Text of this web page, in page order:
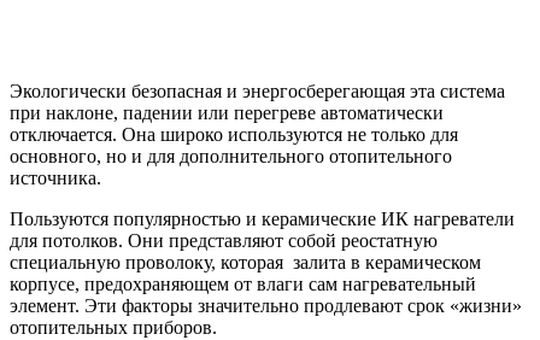
Экологически безопасная и энергосберегающая эта система
при наклоне, падении или перегреве автоматически
отключается. Она широко используются не только для
основного, но и для дополнительного отопительного
источника.
Пользуются популярностью и керамические ИК нагреватели
для потолков. Они представляют собой реостатную
специальную проволоку, которая залита в керамическом
корпусе, предохраняющем от влаги сам нагревательный
элемент. Эти факторы значительно продлевают срок «жизни»
отопительных приборов.